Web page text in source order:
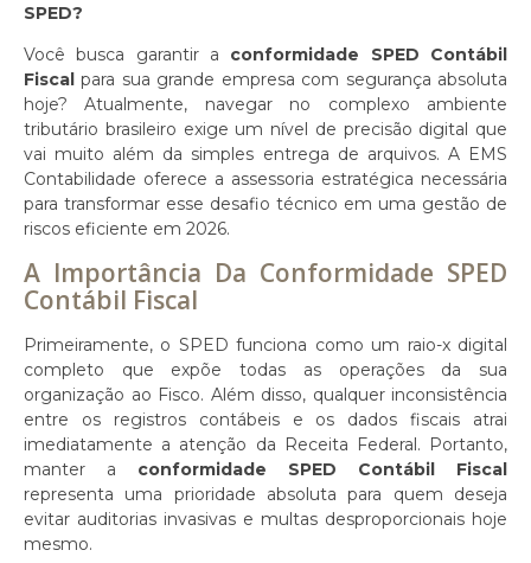
SPED?
Você busca garantir a conformidade SPED Contábil
Fiscal para sua grande empresa com segurança absoluta
hoje? Atualmente, navegar no complexo ambiente
tributário brasileiro exige um nível de precisão digital que
vai muito além da simples entrega de arquivos. A EMS
Contabilidade oferece a assessoria estratégica necessária
para transformar esse desafio técnico em uma gestão de
riscos eficiente em 2026.
A Importância Da Conformidade SPED
Contábil Fiscal
Primeiramente, o SPED funciona como um raio-x digital
completo que expõe todas as operações da sua
organização ao Fisco. Além disso, qualquer inconsistência
entre os registros contábeis e os dados fiscais atrai
imediatamente a atenção da Receita Federal. Portanto,
manter a conformidade SPED Contábil Fiscal
representa uma prioridade absoluta para quem deseja
evitar auditorias invasivas e multas desproporcionais hoje
mesmo.